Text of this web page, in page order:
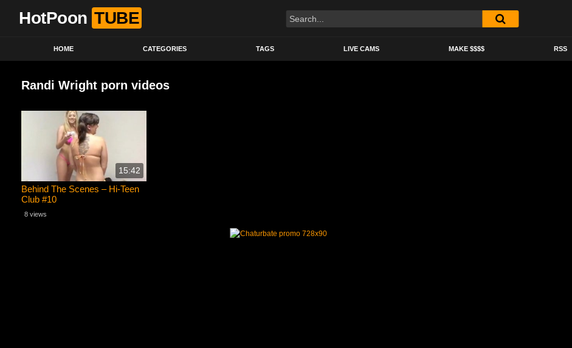
HotPoon TUBE
HOME CATEGORIES TAGS LIVE CAMS MAKE $$$$ RSS
Randi Wright porn videos
15:42
Behind The Scenes – Hi-Teen
Club #10
8 views